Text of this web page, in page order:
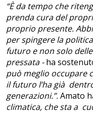
“È da tempo che
prenda cura del
proprio presente.
per spingere la
futuro e non solo
pressata -ha
può meglio occupare
il futuro l’ha già
generazioni.”.Amato
climatica, che sta a